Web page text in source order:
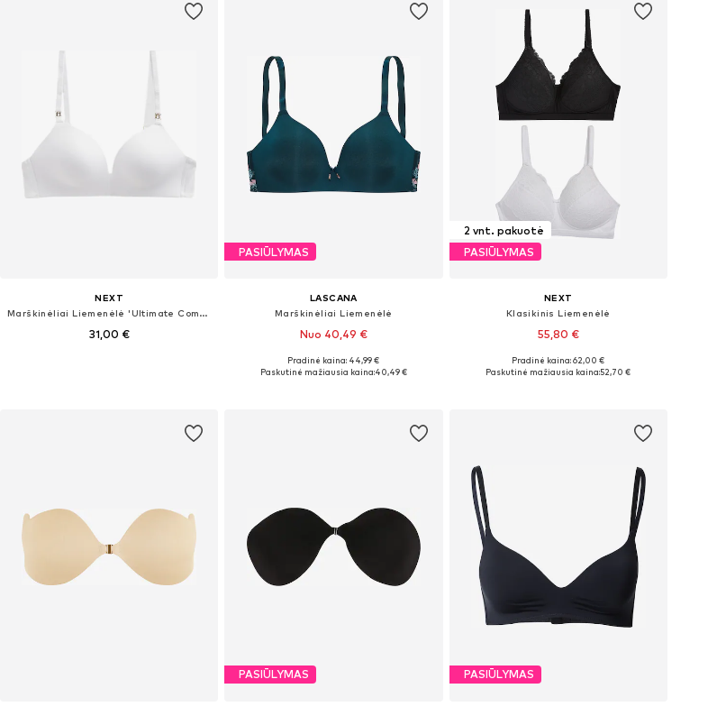
NEXT
Marškinėliai Liemenėlė 'Ultimate Comfort'
31,00 €
PASIŪLYMAS
LASCANA
Marškinėliai Liemenėlė
Nuo 40,49 €
Yra daugybė dydžių
Pradinė kaina: 44,99 €
Paskutinė mažiausia kaina:40,49 €
2 vnt. pakuotė
PASIŪLYMAS
NEXT
Klasikinis Liemenėlė
55,80 €
Galimi dydžiai: 75, 85, 90
Pradinė kaina: 62,00 €
Paskutinė mažiausia kaina:52,70 €
PASIŪLYMAS PASIŪLYMAS